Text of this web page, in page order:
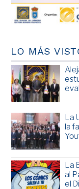
LO MÁS
La
la
La
al
el